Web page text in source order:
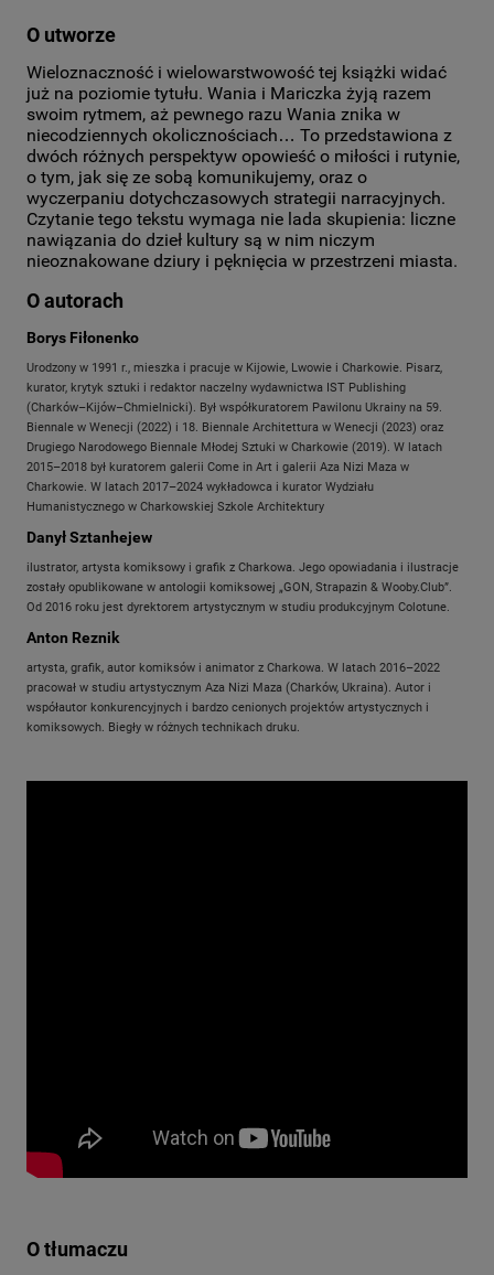
O utworze
Wieloznaczność i wielowarstwowość tej książki widać
już na poziomie tytułu. Wania i Mariczka żyją razem
swoim rytmem, aż pewnego razu Wania znika w
niecodziennych okolicznościach… To przedstawiona z
dwóch różnych perspektyw opowieść o miłości i rutynie,
o tym, jak się ze sobą komunikujemy, oraz o
wyczerpaniu dotychczasowych strategii narracyjnych.
Czytanie tego tekstu wymaga nie lada skupienia: liczne
nawiązania do dzieł kultury są w nim niczym
nieoznakowane dziury i pęknięcia w przestrzeni miasta.
O autorach
Borys Fiłonenko
Urodzony w 1991 r., mieszka i pracuje w Kijowie, Lwowie i Charkowie. Pisarz,
kurator, krytyk sztuki i redaktor naczelny wydawnictwa IST Publishing
(Charków–Kijów–Chmielnicki). Był współkuratorem Pawilonu Ukrainy na 59.
Biennale w Wenecji (2022) i 18. Biennale Architettura w Wenecji (2023) oraz
Drugiego Narodowego Biennale Młodej Sztuki w Charkowie (2019). W latach
2015–2018 był kuratorem galerii Come in Art i galerii Aza Nizi Maza w
Charkowie. W latach 2017–2024 wykładowca i kurator Wydziału
Humanistycznego w Charkowskiej Szkole Architektury
Danył Sztanhejew
ilustrator, artysta komiksowy i grafik z Charkowa. Jego opowiadania i ilustracje
zostały opublikowane w antologii komiksowej „GON, Strapazin & Wooby.Club”.
Od 2016 roku jest dyrektorem artystycznym w studiu produkcyjnym Colotune.
Anton Reznik
artysta, grafik, autor komiksów i animator z Charkowa. W latach 2016–2022
pracował w studiu artystycznym Aza Nizi Maza (Charków, Ukraina). Autor i
współautor konkurencyjnych i bardzo cenionych projektów artystycznych i
komiksowych. Biegły w różnych technikach druku.
O tłumaczu